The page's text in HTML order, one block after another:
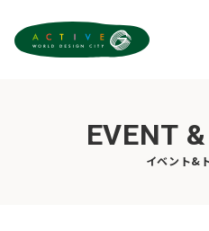
EVENT
イベント&